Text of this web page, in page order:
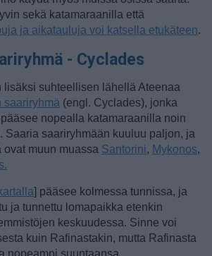
sekä katamaraanilla että
ja aikatauluja voi katsella etukäteen.
- Cyclades
lisäksi suhteellisen lähellä Ateenaa
saariryhmä (engl. Cyclades), jonka
nopealla katamaraanilla noin
Saaria saariryhmään kuuluu paljon, ja
muun muassa Santorini, Mykonos,
] pääsee kolmessa tunnissa, ja
ja tunnettu lomapaikka etenkin
keskuudessa. Sinne voi
kuin Rafinastakin, mutta Rafinasta
nopeampi suuntaansa.